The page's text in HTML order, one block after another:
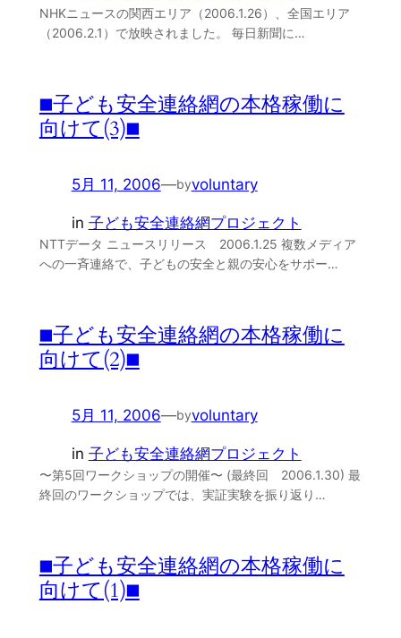
NHKニュースの関西エリア（2006.1.26）、全国エリア
（2006.2.1）で放映されました。 毎日新聞に…
■子ども安全連絡網の本格稼働に
向けて(3)■
5月 11, 2006—byvoluntary
in 子ども安全連絡網プロジェクト
NTTデータ ニュースリリース 2006.1.25 複数メディア
への一斉連絡で、子どもの安全と親の安心をサポー…
■子ども安全連絡網の本格稼働に
向けて(2)■
5月 11, 2006—byvoluntary
in 子ども安全連絡網プロジェクト
〜第5回ワークショップの開催〜 (最終回 2006.1.30) 最
終回のワークショップでは、実証実験を振り返り…
■子ども安全連絡網の本格稼働に
向けて(1)■